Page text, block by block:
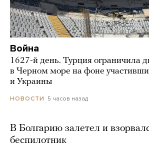
Война
1627-й день. Турция ограничила
в Черном море на фоне
и Украины
НОВОСТИ 5 часов назад
В Болгарию залетел и
беспилотник